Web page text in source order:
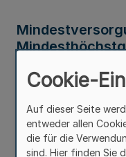
Verwaltungsvorschrift
Cookie-
Auf dieser Seite
entweder allen
die für die
sind. Hier finden Sie